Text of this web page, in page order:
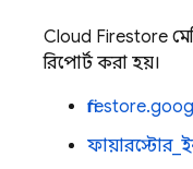
Cloud Firestore
রিপোর্ট করা হয়।